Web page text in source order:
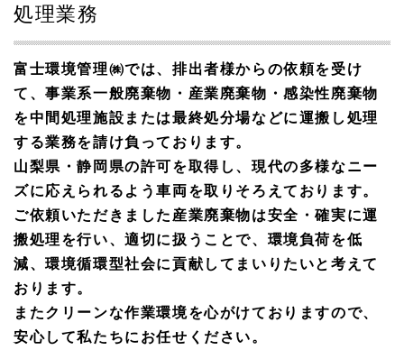
処理業務
富士環境管理㈱では、排出者様からの依頼を受け
て、事業系一般廃棄物・産業廃棄物・感染性廃棄物
を中間処理施設または最終処分場などに運搬し処理
する業務を請け負っております。
山梨県・静岡県の許可を取得し、現代の多様なニー
ズに応えられるよう車両を取りそろえております。
ご依頼いただきました産業廃棄物は安全・確実に運
搬処理を行い、適切に扱うことで、環境負荷を低
減、環境循環型社会に貢献してまいりたいと考えて
おります。
またクリーンな作業環境を心がけておりますので、
安心して私たちにお任せください。